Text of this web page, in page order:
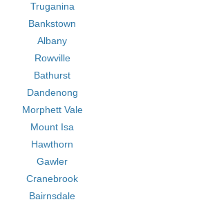
Truganina
Bankstown
Albany
Rowville
Bathurst
Dandenong
Morphett Vale
Mount Isa
Hawthorn
Gawler
Cranebrook
Bairnsdale